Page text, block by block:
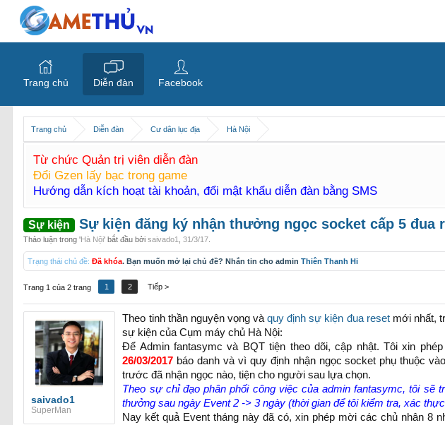
Trang chủ Diễn đàn Cư dân lục địa Hà Nội
Từ chức Quản trị viên diễn đàn
Đổi Gzen lấy bạc trong game
Hướng dẫn kích hoạt tài khoản, đổi mật khẩu diễn đàn bằng SMS
Sự kiện Sự kiện đăng ký nhận thưởng ngọc socket cấp 5 đua
Thảo luận trong 'Hà Nội' bắt đầu bởisaivado1 ,31/3/17
Trạng thái chủ đề: Đã khóa. Bạn muốn mở lại chủ đề? Nhắn tin cho adminThiên Thanh Hi
Trang 1 của 2 trang 1 2 Tiếp >
saivado1
SuperMan
Theo tinh thần nguyện vọng vàquy định sự kiện đua resetmới nhất,
sự kiện của Cụm máy chủ Hà Nội:
Để Admin fantasymc và BQT tiện theo dõi, cập nhật. Tôi xin
26/03/2017 báo danh và vì quy định nhận ngọc socket phụ thuộc
trước đã nhận ngọc nào, tiện cho người sau lựa chọn.
Theo sự chỉ đạo phân phối công việc của admin fantasymc, tôi
thưởng sau ngày Event 2 -> 3 ngày (thời gian để tôi kiểm tra, xác
Nay kết quả Event tháng này đã có, xin phép mời các chủ nhân 8
Trang chủ Diễn đàn Facebook